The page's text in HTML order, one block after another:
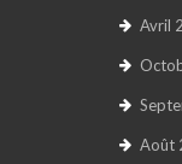
Avril
Août